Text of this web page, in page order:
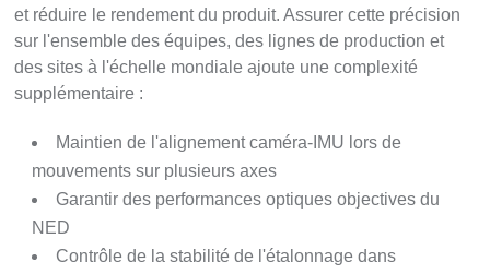
et réduire le rendement du produit. Assurer cette précision
sur l'ensemble des équipes, des lignes de production et
des sites à l'échelle mondiale ajoute une complexité
supplémentaire :
Maintien de l'alignement caméra-IMU lors de
mouvements sur plusieurs axes
Garantir des performances optiques objectives du
NED
Contrôle de la stabilité de l'étalonnage dans